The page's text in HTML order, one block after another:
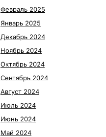
Февраль 2025
Январь 2025
Декабрь 2024
Ноябрь 2024
Октябрь 2024
Сентябрь 2024
Август 2024
Июль 2024
Июнь 2024
Май 2024